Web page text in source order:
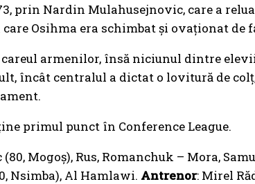
prin Nardin Mulahusejnovic, care a
Osihma era schimbat și ovaționat de
armenilor, însă niciunul dintre
încât centralul a dictat o lovitură de
primul punct în Conference League.
Mogoș), Rus, Romanchuk – Mora,
Nsimba), Al Hamlawi. Antrenor: Mirel